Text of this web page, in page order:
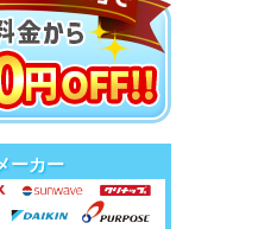
ーカー